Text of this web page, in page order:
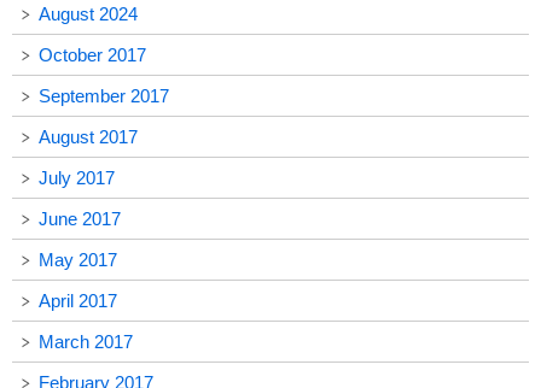
August 2024
October 2017
September 2017
August 2017
July 2017
June 2017
May 2017
April 2017
March 2017
February 2017